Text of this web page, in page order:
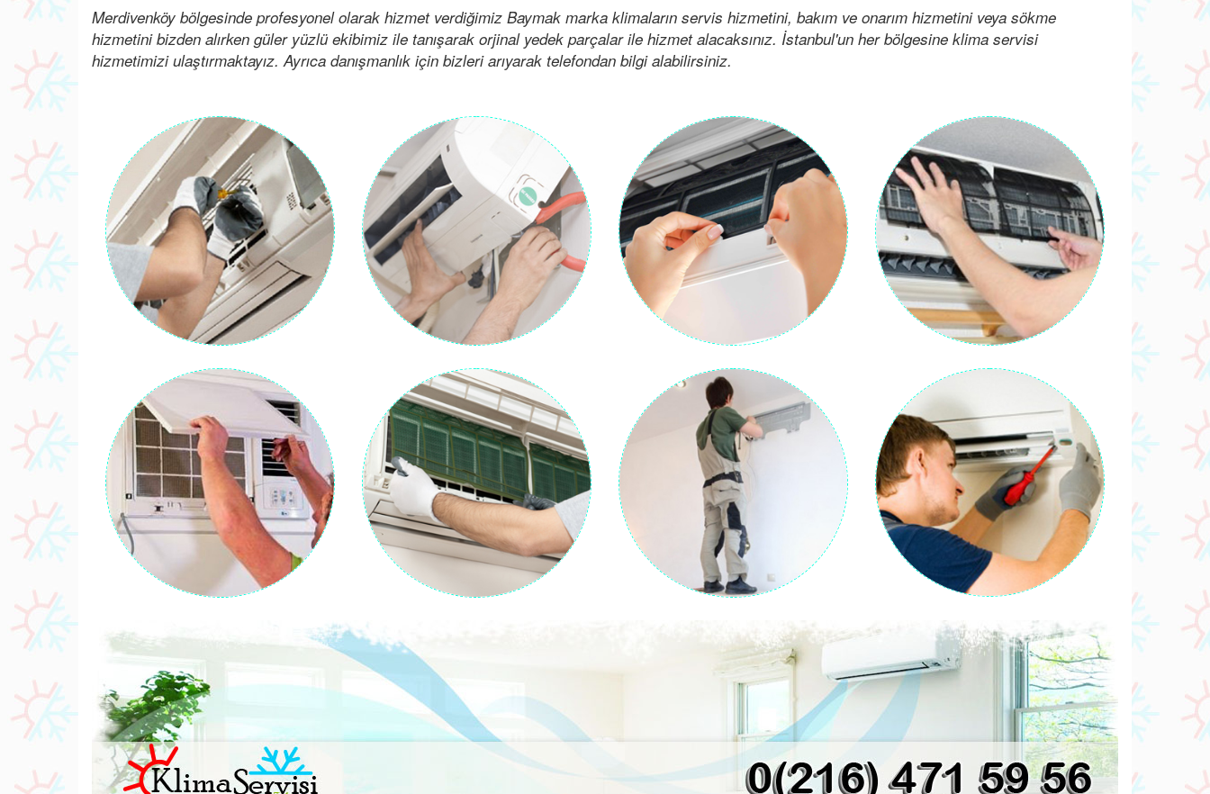
Merdivenköy bölgesinde profesyonel olarak hizmet verdiğimiz Baymak marka klimaların servis hizmetini, bakım ve onarım hizmetini veya sökme
hizmetini bizden alırken güler yüzlü ekibimiz ile tanışarak orjinal yedek parçalar ile hizmet alacaksınız. İstanbul'un her bölgesine klima servisi
hizmetimizi ulaştırmaktayız. Ayrıca danışmanlık için bizleri arıyarak telefondan bilgi alabilirsiniz.